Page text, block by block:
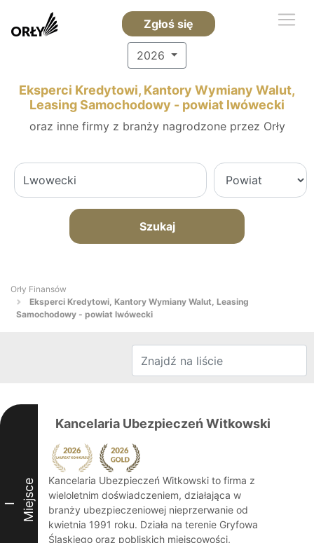
Zgłoś się
2026
Eksperci Kredytowi, Kantory Wymiany Walut,
Leasing Samochodowy - powiat lwówecki
oraz inne firmy z branży nagrodzone przez Orły
Szukaj
Orły Finansów
Eksperci Kredytowi, Kantory Wymiany Walut, Leasing
Samochodowy - powiat lwówecki
I Miejsce
Kancelaria Ubezpieczeń Witkowski
Kancelaria Ubezpieczeń Witkowski to firma z
wieloletnim doświadczeniem, działająca w
branży ubezpieczeniowej nieprzerwanie od
kwietnia 1991 roku. Działa na terenie Gryfowa
Śląskiego oraz pobliskich miejscowości,